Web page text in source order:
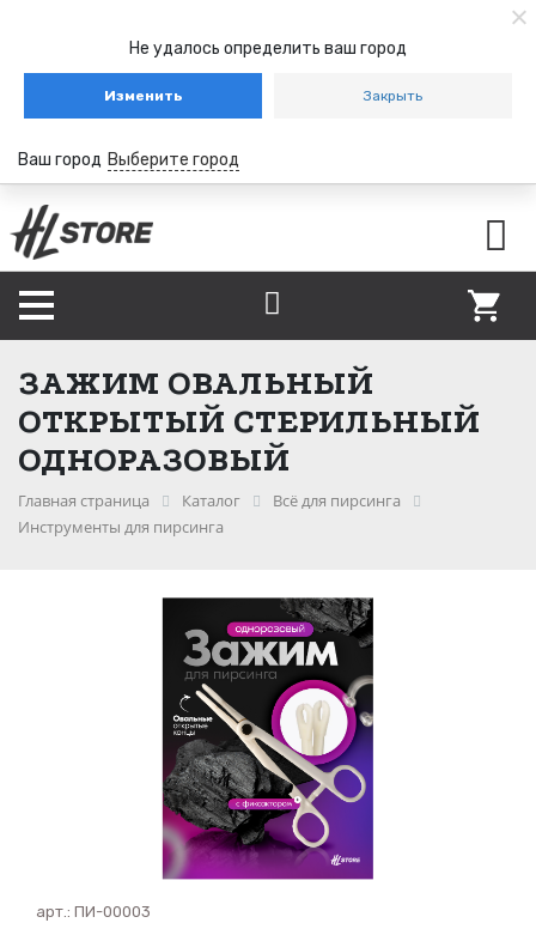
Не удалось определить ваш город
Изменить Закрыть
Ваш город Выберите город
ЗАЖИМ ОВАЛЬНЫЙ
ОТКРЫТЫЙ СТЕРИЛЬНЫЙ
ОДНОРАЗОВЫЙ
Главная страница Каталог
Всё для пирсинга
Инструменты для пирсинга
арт.: ПИ-00003